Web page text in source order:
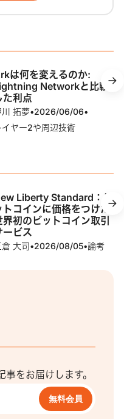
は何を変えるのか:
Networkと比較
た利点
川 拓夢•2026/06/06•
イヤー2や周辺技術
Liberty Standard：ビ
トコインに価格をつけた
界初のビットコイン取引
ービス
倉 大司•2026/08/05•論考
をお届けします。
無料会員